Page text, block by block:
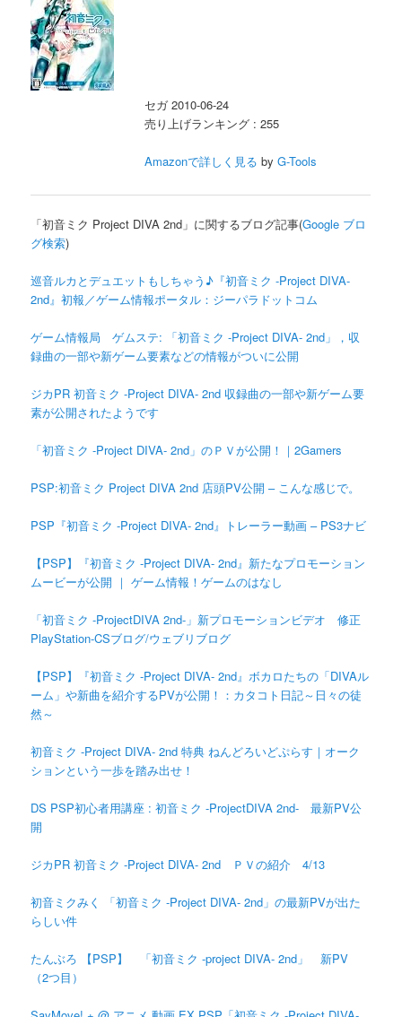
セガ 2010-06-24
売り上げランキング : 255
Amazonで詳しく見る byG-Tools
「初音ミク Project DIVA 2nd」に関するブログ記事(Google ブロ
グ検索)
巡音ルカとデュエットもしちゃう♪『初音ミク -Project DIVA-
2nd』初報／ゲーム情報ポータル：ジーパラドットコム
ゲーム情報局 ゲムステ: 「初音ミク -Project DIVA- 2nd」，収
録曲の一部や新ゲーム要素などの情報がついに公開
ジカPR 初音ミク -Project DIVA- 2nd 収録曲の一部や新ゲーム要
素が公開されたようです
「初音ミク -Project DIVA- 2nd」のＰＶが公開！｜2Gamers
PSP:初音ミク Project DIVA 2nd 店頭PV公開 – こんな感じで。
PSP『初音ミク -Project DIVA- 2nd』トレーラー動画 – PS3ナビ
【PSP】『初音ミク -Project DIVA- 2nd』新たなプロモーション
ムービーが公開 ｜ ゲーム情報！ゲームのはなし
「初音ミク -ProjectDIVA 2nd-」新プロモーションビデオ 修正
PlayStation-CSブログ/ウェブリブログ
【PSP】『初音ミク -Project DIVA- 2nd』ボカロたちの「DIVAル
ーム」や新曲を紹介するPVが公開！：カタコト日記～日々の徒
然～
初音ミク -Project DIVA- 2nd 特典 ねんどろいどぷらす｜オーク
ションという一歩を踏み出せ！
DS PSP初心者用講座 : 初音ミク -ProjectDIVA 2nd- 最新PV公
開
ジカPR 初音ミク -Project DIVA- 2nd ＰＶの紹介 4/13
初音ミクみく 「初音ミク -Project DIVA- 2nd」の最新PVが出た
らしい件
たんぶろ 【PSP】 「初音ミク -project DIVA- 2nd」 新PV
（2つ目）